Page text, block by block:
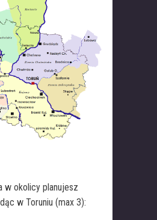
w okolicy planujesz
w Toruniu (max 3):